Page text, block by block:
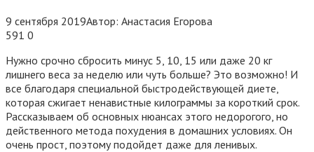
9 сентября 2019Автор: Анастасия Егорова
591 0
Нужно срочно сбросить минус 5, 10, 15 или даже 20 кг
лишнего веса за неделю или чуть больше? Это возможно! И
все благодаря специальной быстродействующей диете,
которая сжигает ненавистные килограммы за короткий срок.
Рассказываем об основных нюансах этого недорогого, но
действенного метода похудения в домашних условиях. Он
очень прост, поэтому подойдет даже для ленивых.